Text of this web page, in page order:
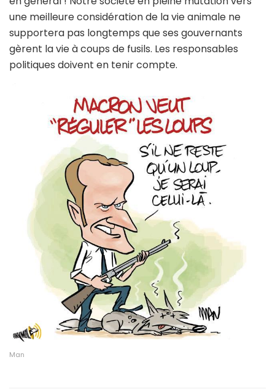
une meilleure considération de la vie animale ne
supportera pas longtemps que ses gouvernants
gèrent la vie à coups de fusils. Les responsables
politiques doivent en tenir compte.
Man